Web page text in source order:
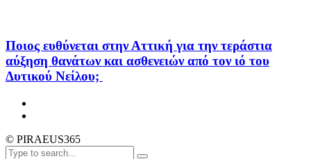
Ποιος ευθύνεται στην Αττική για την τεράστια
αύξηση θανάτων και ασθενειών από τον ιό του
Δυτικού Νείλου;
© PIRAEUS365